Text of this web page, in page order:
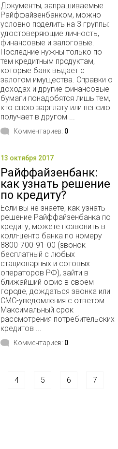
Документы, запрашиваемые
Райффайзенбанком, можно
условно поделить на 3 группы:
удостоверяющие личность,
финансовые и залоговые.
Последние нужны только по
тем кредитным продуктам,
которые банк выдает с
залогом имущества. Справки о
доходах и другие финансовые
бумаги понадобятся лишь тем,
кто свою зарплату или пенсию
получает в другом ...
Комментариев: 0
13 октября 2017
Райффайзенбанк:
как узнать решение
по кредиту?
Если вы не знаете, как узнать
решение Райффайзенбанка по
кредиту, можете позвонить в
колл-центр банка по номеру
8800-700-91-00 (звонок
бесплатный с любых
стационарных и сотовых
операторов РФ), зайти в
ближайший офис в своем
городе, дождаться звонка или
СМС-уведомления с ответом.
Максимальный срок
рассмотрения потребительских
кредитов ...
Комментариев: 0
4 5 6 7